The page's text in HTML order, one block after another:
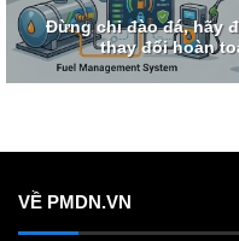
Đừng chỉ đào đá, hãy
thay đổi hoàn
VỀ PMDN.VN